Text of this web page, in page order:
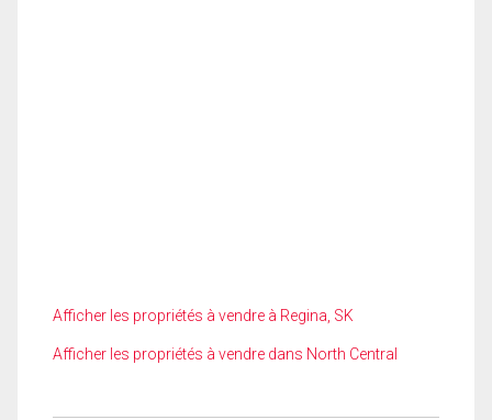
Afficher les propriétés à vendre à Regina, SK
Afficher les propriétés à vendre dans North Central